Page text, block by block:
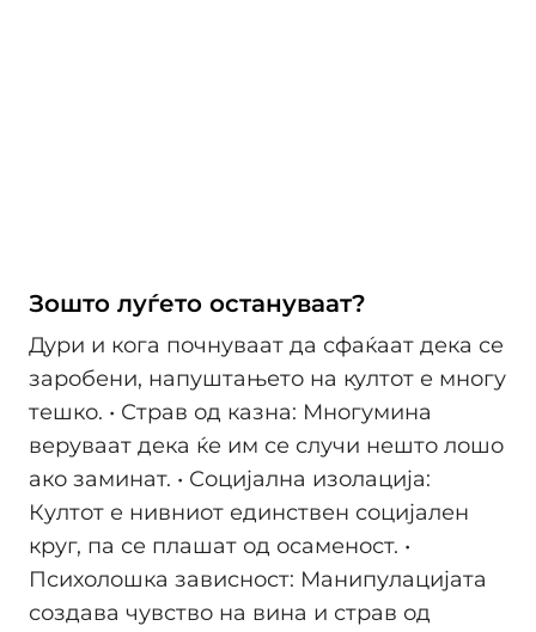
Зошто луѓето остануваат?
Дури и кога почнуваат да сфаќаат дека се
заробени, напуштањето на култот е многу
тешко. • Страв од казна: Многумина
веруваат дека ќе им се случи нешто лошо
ако заминат. • Социјална изолација:
Култот е нивниот единствен социјален
круг, па се плашат од осаменост. •
Психолошка зависност: Манипулацијата
создава чувство на вина и страв од